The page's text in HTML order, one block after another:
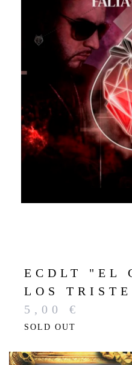
ECDLT "EL
LOS
5,00 €
SOLD OUT